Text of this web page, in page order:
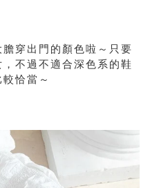
穿出門的顏色啦～只要
不過不適合深色系的鞋
恰當～